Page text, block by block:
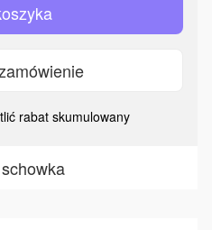
rabat skumulowany